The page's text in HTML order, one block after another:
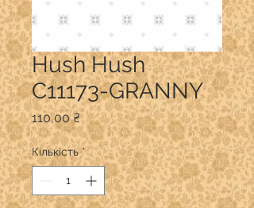
Hush Hush
C11173-GRANNY
110,00 ₴Ціна
Кількість *